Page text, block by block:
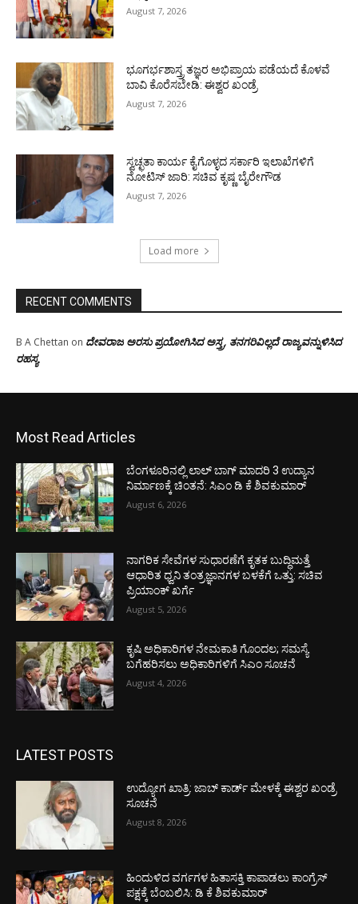
August 7, 2026
ಭೂಗರ್ಭಶಾಸ್ತ್ರ ತಜ್ಞರ ಅಭಿಪ್ರಾಯ ಪಡೆಯದೆ ಕೊಳವೆ
ಬಾವಿ ಕೊರೆಸಬೇಡಿ: ಈಶ್ವರ ಖಂಡ್ರೆ
August 7, 2026
ಸ್ವಚ್ಛತಾ ಕಾರ್ಯ ಕೈಗೊಳ್ಳದ ಸರ್ಕಾರಿ ಇಲಾಖೆಗಳಿಗೆ
ನೋಟಿಸ್ ಜಾರಿ: ಸಚಿವ ಕೃಷ್ಣ ಬೈರೇಗೌಡ
August 7, 2026
Load more
RECENT COMMENTS
B A Chettan on ದೇವರಾಜ ಅರಸು ಪ್ರಯೋಗಿಸಿದ ಅಸ್ತ್ರ, ತನಗರಿವಿಲ್ಲದೆ ರಾಜ್ಯವನ್ನುಳಿಸಿದ
ರಹಸ್ಯ
Most Read Articles
ಬೆಂಗಳೂರಿನಲ್ಲಿ ಲಾಲ್ ಬಾಗ್ ಮಾದರಿ 3 ಉದ್ಯಾನ
ನಿರ್ಮಾಣಕ್ಕೆ ಚಿಂತನೆ: ಸಿಎಂ ಡಿ ಕೆ ಶಿವಕುಮಾರ್
August 6, 2026
ನಾಗರಿಕ ಸೇವೆಗಳ ಸುಧಾರಣೆಗೆ ಕೃತಕ ಬುದ್ಧಿಮತ್ತೆ
ಆಧಾರಿತ ಧ್ವನಿ ತಂತ್ರಜ್ಞಾನಗಳ ಬಳಕೆಗೆ ಒತ್ತು: ಸಚಿವ
ಪ್ರಿಯಾಂಕ್ ಖರ್ಗೆ
August 5, 2026
ಕೃಷಿ ಅಧಿಕಾರಿಗಳ ನೇಮಕಾತಿ ಗೊಂದಲ; ಸಮಸ್ಯೆ
ಬಗೆಹರಿಸಲು ಅಧಿಕಾರಿಗಳಿಗೆ ಸಿಎಂ ಸೂಚನೆ
August 4, 2026
LATEST POSTS
ಉದ್ಯೋಗ ಖಾತ್ರಿ: ಜಾಬ್ ಕಾರ್ಡ್ ಮೇಳಕ್ಕೆ ಈಶ್ವರ ಖಂಡ್ರೆ
ಸೂಚನೆ
August 8, 2026
ಹಿಂದುಳಿದ ವರ್ಗಗಳ ಹಿತಾಸಕ್ತಿ ಕಾಪಾಡಲು ಕಾಂಗ್ರೆಸ್
ಪಕ್ಷಕ್ಕೆ ಬೆಂಬಲಿಸಿ: ಡಿ ಕೆ ಶಿವಕುಮಾರ್